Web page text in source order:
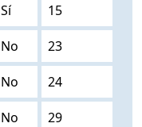
Sí 15
No 23
No 24
No 29